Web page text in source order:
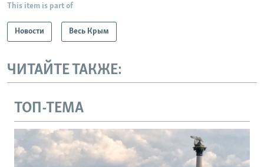
This item is part of
Новости Весь Крым
ЧИТАЙТЕ ТАКЖЕ:
ТОП-ТЕМА